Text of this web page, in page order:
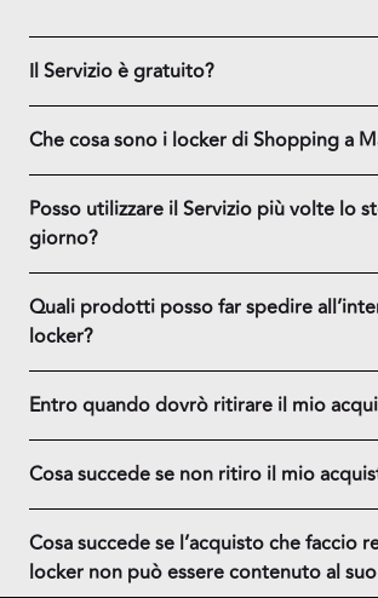
Il Servizio è gratuito?
Che cosa sono i locker di Shopping a
Posso utilizzare il Servizio più volte lo
giorno?
Quali prodotti posso far spedire
locker?
Entro quando dovrò ritirare il mio
Cosa succede se non ritiro il mio
Cosa succede se l’acquisto che faccio
locker non può essere contenuto al